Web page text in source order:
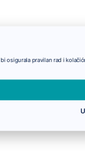
osigurala pravilan rad i